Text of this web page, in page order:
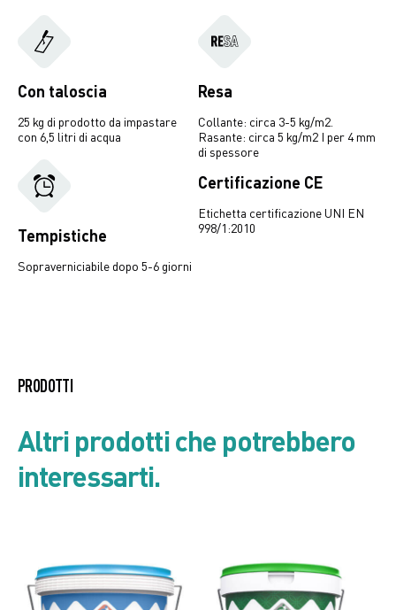
Con taloscia
25 kg di prodotto da impastare
con 6,5 litri di acqua
Resa
Collante: circa 3-5 kg/m2.
Rasante: circa 5 kg/m2 I per 4 mm
di spessore
Tempistiche
Sopraverniciabile dopo 5-6 giorni
Certificazione CE
Etichetta certificazione UNI EN
998/1:2010
PRODOTTI
Altri prodotti che potrebbero
interessarti.